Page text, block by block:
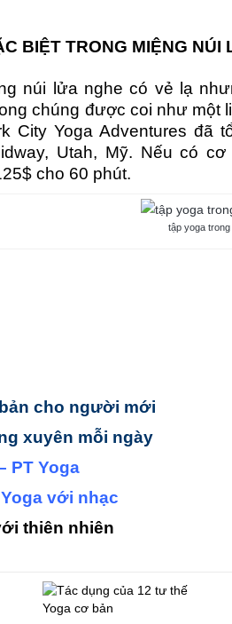
BIỆT TRONG MIỆNG NÚI
núi lửa nghe có vẻ lạ
chúng được coi như một
City Yoga Adventures đã
Utah, Mỹ. Nếu có
cho 60 phút.
tập yoga
cho người mới
xuyên mỗi ngày
PT Yoga
với nhạc
thiên nhiên